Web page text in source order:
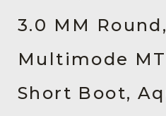
产品
资源
关于我们
3.0 MM
Multimode
Short Boot,